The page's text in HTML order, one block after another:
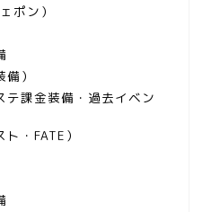
ポン）
）
テ課金装備・過去イベン
・FATE）